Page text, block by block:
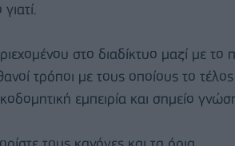
στο διαδίκτυο μαζί με το
τρόποι με τους οποίους το
εμπειρία και σημείο